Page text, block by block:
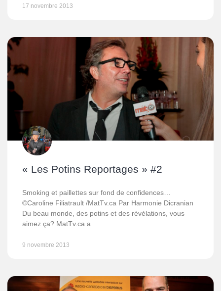
17 novembre 2013
« Les Potins Reportages » #2
Smoking et paillettes sur fond de confidences…
©Caroline Filiatrault /MatTv.ca Par Harmonie Dicranian
Du beau monde, des potins et des révélations, vous
aimez ça? MatTv.ca a
9 novembre 2013